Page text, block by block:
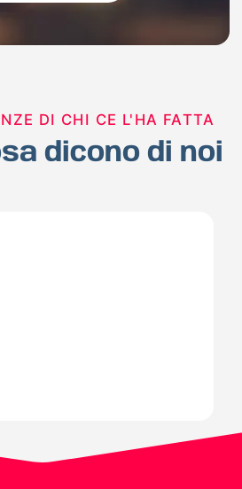
DI CHI CE L'HA FATTA
dicono di noi